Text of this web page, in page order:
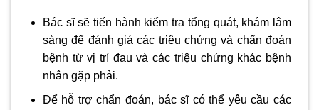
Bác sĩ sẽ tiến hành kiểm tra tổng quát, khám lâm
sàng để đánh giá các triệu chứng và chẩn đoán
bệnh từ vị trí đau và các triệu chứng khác bệnh
nhân gặp phải.
Để hỗ trợ chẩn đoán, bác sĩ có thể yêu cầu các